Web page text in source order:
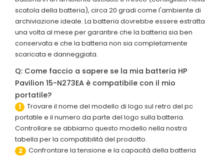
scatola della batteria), circa 20 gradi come l'ambiente di
archiviazione ideale. La batteria dovrebbe essere estratta
una volta al mese per garantire che la batteria sia ben
conservata e che la batteria non sia completamente
scaricata e danneggiata.
Q: Come faccio a sapere se la mia batteria HP
Pavilion 15-N273EA è compatibile con il mio
portatile?
1
Trovare il nome del modello di logo sul retro del pc
portatile e il numero da parte del logo sulla batteria.
Controllare se abbiamo questo modello nella nostra
tabella per la compatibilità del prodotto.
2
Confrontare la tensione e la capacità della batteria